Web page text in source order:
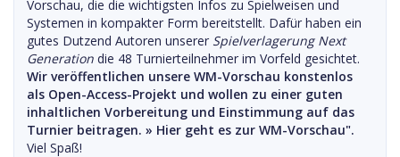
Vorschau, die die wichtigsten Infos zu Spielweisen und
Systemen in kompakter Form bereitstellt. Dafür haben ein
gutes Dutzend Autoren unserer Spielverlagerung Next
Generation die 48 Turnierteilnehmer im Vorfeld gesichtet.
Wir veröffentlichen unsere WM-Vorschau konstenlos
als Open-Access-Projekt und wollen zu einer guten
inhaltlichen Vorbereitung und Einstimmung auf das
Turnier beitragen. » Hier geht es zur WM-Vorschau".
Viel Spaß!